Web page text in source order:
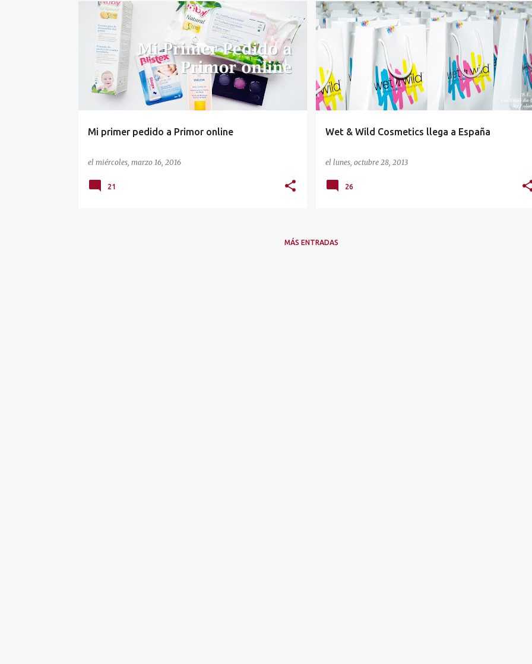
Mi primer pedido a Primor online
el miércoles, marzo 16, 2016
COMPRAS COSMÉTICA INFANTIL MATERNIDAD
NUBY PRIMOR +
21
Wet & Wild Cosmetics llega a España
el lunes, octubre 28, 2013
MAQUILLAJE MAQUILLALIA PRIMOR WET&WILD
26
MÁS ENTRADAS